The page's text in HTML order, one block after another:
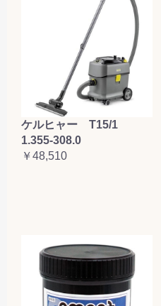
ケルヒャー T15/1
1.355-308.0
￥48,510